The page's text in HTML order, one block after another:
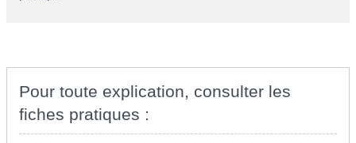
Pour toute explication, consulter les
fiches pratiques :